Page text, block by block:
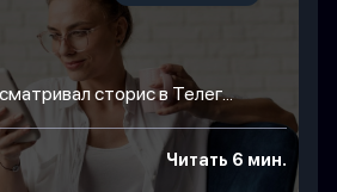
сторис в Телег...
Читать 6 мин.